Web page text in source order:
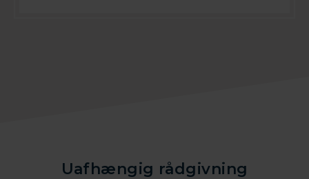
Uafhængig rådgivning